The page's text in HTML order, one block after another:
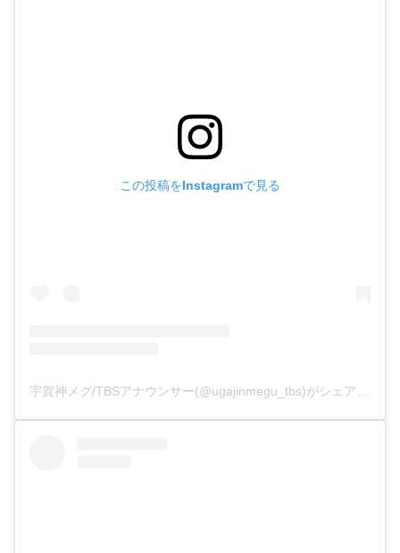
この投稿をInstagramで見る
宇賀神メグ/TBSアナウンサー(@ugajinmegu_tbs)がシェアした投稿